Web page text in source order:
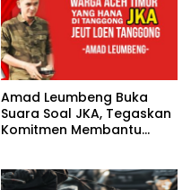
Amad Leumbeng Buka
Suara Soal JKA, Tegaskan
Komitmen Membantu